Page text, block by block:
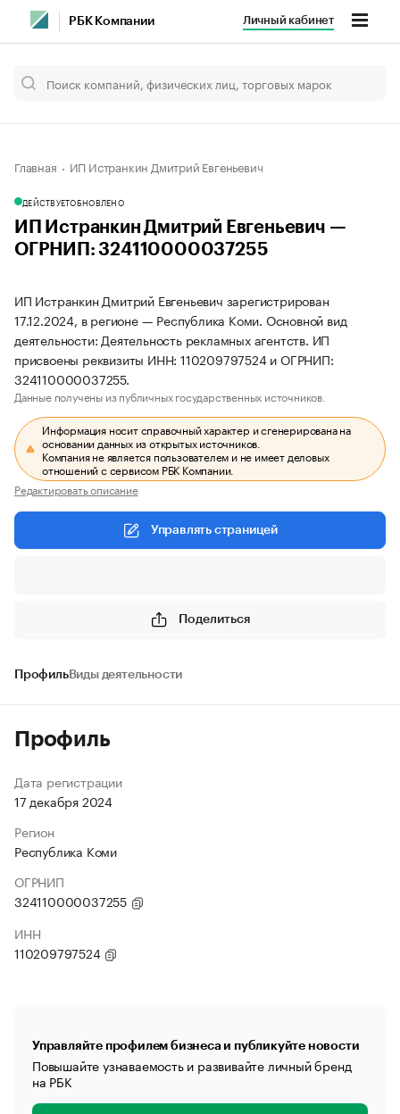
РБК Компании Личный кабинет
Главная ИП Истранкин Дмитрий Евгеньевич
ДЕЙСТВУЕТОБНОВЛЕНО
ИП Истранкин Дмитрий Евгеньевич —
ОГРНИП: 324110000037255
ИП Истранкин Дмитрий Евгеньевич зарегистрирован
17.12.2024, в регионе — Республика Коми. Основной вид
деятельности: Деятельность рекламных агентств. ИП
присвоены реквизиты ИНН: 110209797524 и ОГРНИП:
324110000037255.
Данные получены из публичных государственных источников.
Информация носит справочный характер и сгенерирована на
основании данных из открытых источников.
Компания не является пользователем и не имеет деловых
отношений с сервисом РБК Компании.
Редактировать описание
Управлять страницей
Поделиться
ПрофильВиды деятельности
Профиль
Дата регистрации
17 декабря 2024
Регион
Республика Коми
ОГРНИП
324110000037255
ИНН
110209797524
Управляйте профилем бизнеса и публикуйте новости
Повышайте узнаваемость и развивайте личный бренд
на РБК